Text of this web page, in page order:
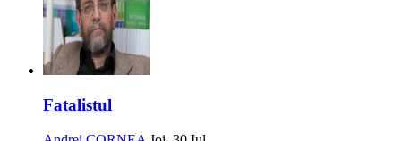
Fatalistul